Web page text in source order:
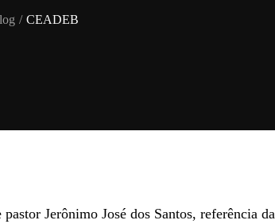
CEADEB
Jerônimo José dos Santos, referência da